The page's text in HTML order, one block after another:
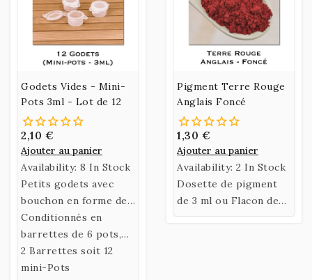
Godets Vides - Mini-
Pots 3ml - Lot de 12
2,10 €
Ajouter au panier
Availability: 8 In Stock
Petits godets avec
bouchon en forme de
mini-pots de 3ml
Conditionnés en
barrettes de 6 pots,
facilement détachables
à l'aide de ciseaux ou
2 Barrettes soit 12
mini-Pots
Pigment Terre Rouge
Anglais Foncé
1,30 €
Ajouter au panier
Availability: 2 In Stock
Dosette de pigment
de 3 ml ou Flacon de
35 ml de Terre Rouge